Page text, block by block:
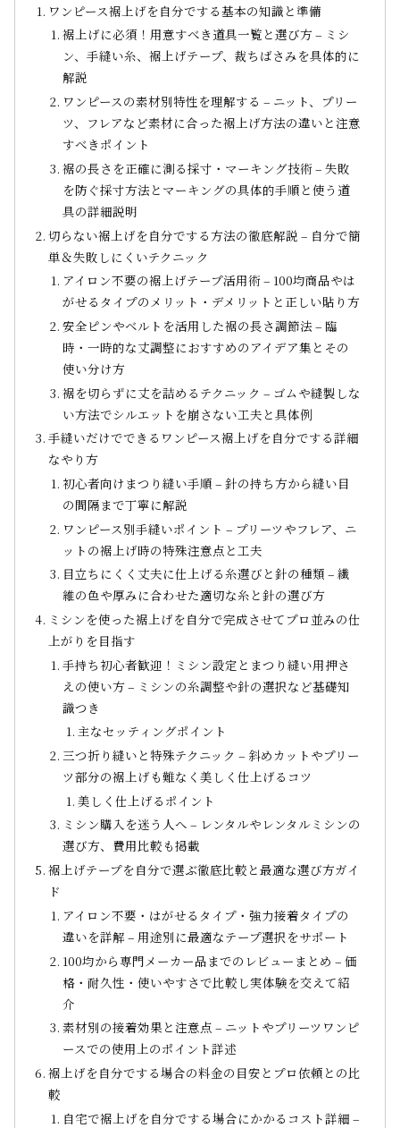
ワンピース裾上げを自分でする基本の知識と準備
裾上げに必須！用意すべき道具一覧と選び方 – ミシ
ン、手縫い糸、裾上げテープ、裁ちばさみを具体的に
解説
ワンピースの素材別特性を理解する – ニット、プリー
ツ、フレアなど素材に合った裾上げ方法の違いと注意
すべきポイント
裾の長さを正確に測る採寸・マーキング技術 – 失敗
を防ぐ採寸方法とマーキングの具体的手順と使う道
具の詳細説明
切らない裾上げを自分でする方法の徹底解説 – 自分で簡
単＆失敗しにくいテクニック
アイロン不要の裾上げテープ活用術 – 100均商品やは
がせるタイプのメリット・デメリットと正しい貼り方
安全ピンやベルトを活用した裾の長さ調節法 – 臨
時・一時的な丈調整におすすめのアイデア集とその
使い分け方
裾を切らずに丈を詰めるテクニック – ゴムや縫製しな
い方法でシルエットを崩さない工夫と具体例
手縫いだけでできるワンピース裾上げを自分でする詳細
なやり方
初心者向けまつり縫い手順 – 針の持ち方から縫い目
の間隔まで丁寧に解説
ワンピース別手縫いポイント – プリーツやフレア、ニ
ットの裾上げ時の特殊注意点と工夫
目立ちにくく丈夫に仕上げる糸選びと針の種類 – 繊
維の色や厚みに合わせた適切な糸と針の選び方
ミシンを使った裾上げを自分で完成させてプロ並みの仕
上がりを目指す
手持ち初心者歓迎！ミシン設定とまつり縫い用押さ
えの使い方 – ミシンの糸調整や針の選択など基礎知
識つき
主なセッティングポイント
三つ折り縫いと特殊テクニック – 斜めカットやプリー
ツ部分の裾上げも難なく美しく仕上げるコツ
美しく仕上げるポイント
ミシン購入を迷う人へ – レンタルやレンタルミシンの
選び方、費用比較も掲載
裾上げテープを自分で選ぶ徹底比較と最適な選び方ガイ
ド
アイロン不要・はがせるタイプ・強力接着タイプの
違いを詳解 – 用途別に最適なテープ選択をサポート
100均から専門メーカー品までのレビューまとめ – 価
格・耐久性・使いやすさで比較し実体験を交えて紹
介
素材別の接着効果と注意点 – ニットやプリーツワンピ
ースでの使用上のポイント詳述
裾上げを自分でする場合の料金の目安とプロ依頼との比
較
自宅で裾上げを自分でする場合にかかるコスト詳細 –